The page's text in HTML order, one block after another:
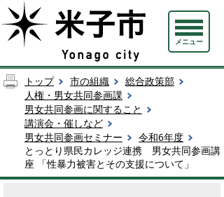
メニュー
トップ 市の組織
総合政策部
人権・男女共同参画課
男女共同参画に関すること
講演会・催しなど
男女共同参画セミナー
令和6年度
とっとり県民カレッジ連携 男女共同参画講
座 「性暴力被害とその支援について」